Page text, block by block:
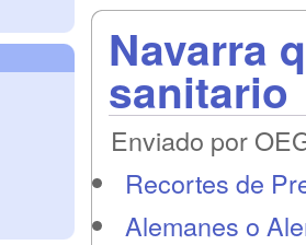
Navarra
sanitario
Enviado por
Recortes de
Alemanes o